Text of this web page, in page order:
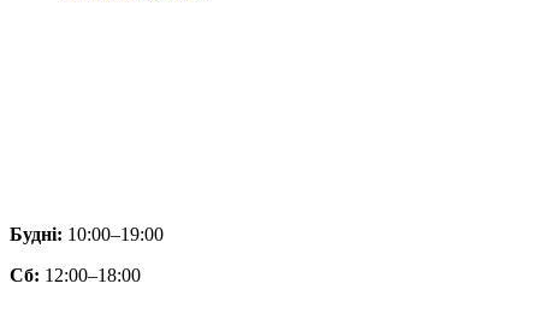
Будні: 10:00–19:00
Сб: 12:00–18:00